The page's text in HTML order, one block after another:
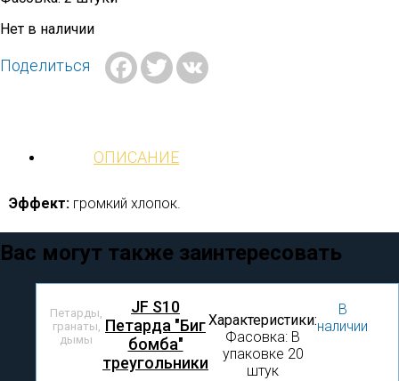
Нет в наличии
Поделиться Facebook
Twitter
ОПИСАНИЕ
Эффект: громкий хлопок.
Вас могут также заинтересовать
Петарды,
гранаты,
дымы
JF S10
Петарда "Биг
бомба"
треугольники
Характеристики:
Фасовка: В
упаковке 20
штук
В
наличии